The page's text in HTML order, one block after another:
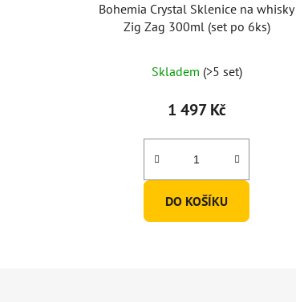
Bohemia Crystal Sklenice na whisky
Zig Zag 300ml (set po 6ks)
Skladem (>5 set)
1 497 Kč
DO KOŠÍKU